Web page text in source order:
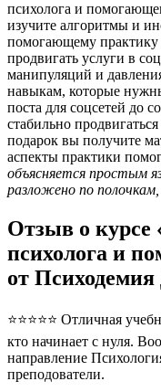
психолога и
изучите алгоритмы и
помогающему практику
продвигать услуги в
манипуляций и
навыкам, которые
поста для соцсетей до
стабильно
подарок вы получите
аспекты практики
объясняется простым
разложено по
Отзыв о
психолога и
от
⭐⭐⭐⭐⭐ Отличная
кто начинает с нуля.
направление
преподователи.